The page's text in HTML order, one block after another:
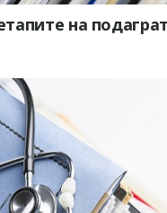
на